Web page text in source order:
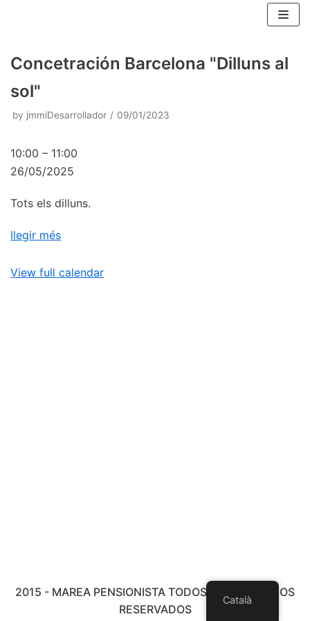
Concetración Barcelona "Dilluns al
sol"
by jmmiDesarrollador 09/01/2023
10:00 – 11:00
26/05/2025
Tots els dilluns.
llegir més
View full calendar
2015 - MAREA PENSIONISTA TODOS LOS DERECHOS
RESERVADOS
Català